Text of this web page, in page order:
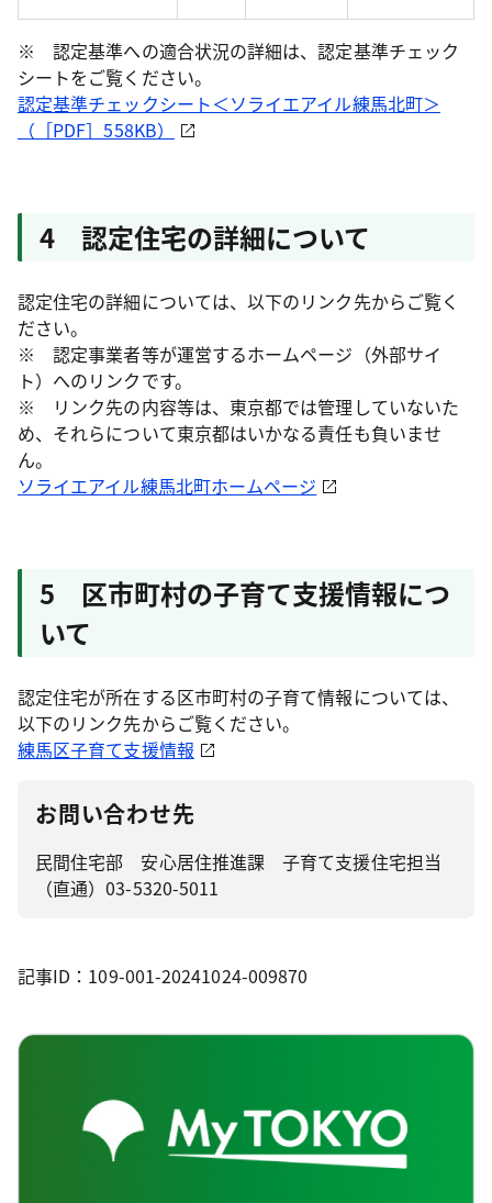
※ 認定基準への適合状況の詳細は、認定基準チェック
シートをご覧ください。
認定基準チェックシート＜ソライエアイル練馬北町＞
（［PDF］558KB）
4 認定住宅の詳細について
認定住宅の詳細については、以下のリンク先からご覧く
ださい。
※ 認定事業者等が運営するホームページ（外部サイ
ト）へのリンクです。
※ リンク先の内容等は、東京都では管理していないた
め、それらについて東京都はいかなる責任も負いませ
ん。
ソライエアイル練馬北町ホームページ
5 区市町村の子育て支援情報につ
いて
認定住宅が所在する区市町村の子育て情報については、
以下のリンク先からご覧ください。
練馬区子育て支援情報
お問い合わせ先
民間住宅部 安心居住推進課 子育て支援住宅担当
（直通）03-5320-5011
記事ID：109-001-20241024-009870